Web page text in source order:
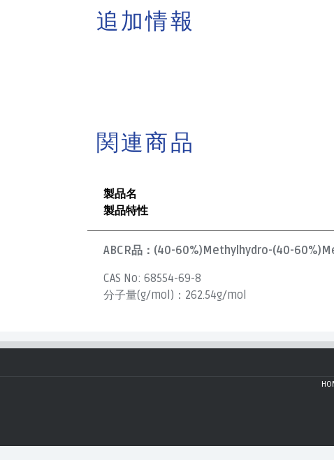
追加情報
関連商品
製品名
製品特性
ABCR品： (40-60%)Methylhydro-(40-
CAS No: 68554-69-8
分子量(g/mol)： 262.54g/mol